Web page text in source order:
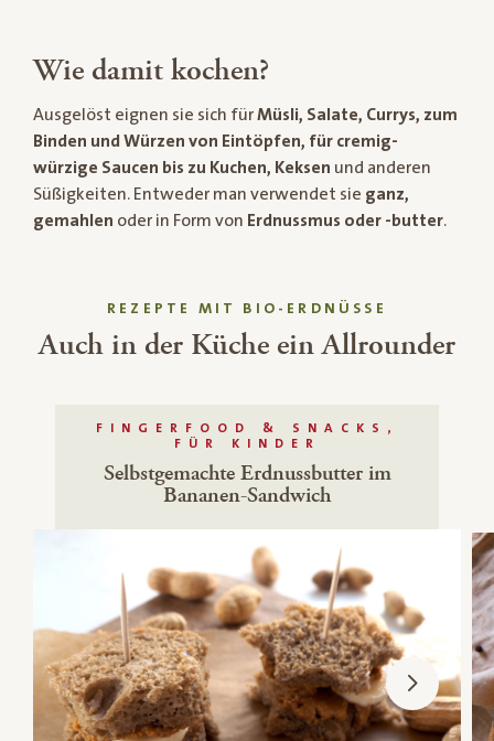
Wie damit kochen?
Ausgelöst eignen sie sich fürMüsli, Salate, Currys, zum
Binden und Würzen von Eintöpfen, für cremig-
würzige Saucen bis zu Kuchen, Keksen und anderen
Süßigkeiten. Entweder man verwendet sie ganz,
gemahlen oder in Form von Erdnussmus oder -butter.
REZEPTE MIT BIO-ERDNÜSSE
Auch in der Küche ein Allrounder
FINGERFOOD & SNACKS,
FÜR KINDER
Selbstgemachte Erdnussbutter im
Bananen-Sandwich